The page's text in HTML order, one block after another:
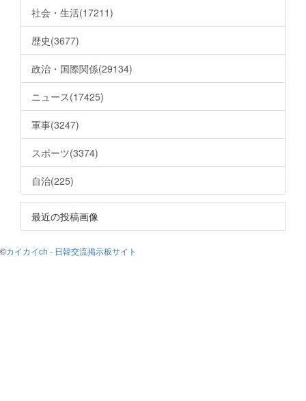
社会・生活(17211)
歴史(3677)
政治・国際関係(29134)
ニュース(17425)
軍事(3247)
スポーツ(3374)
自治(225)
最近の投稿画像
©カイカイch - 日韓交流掲示板サイト